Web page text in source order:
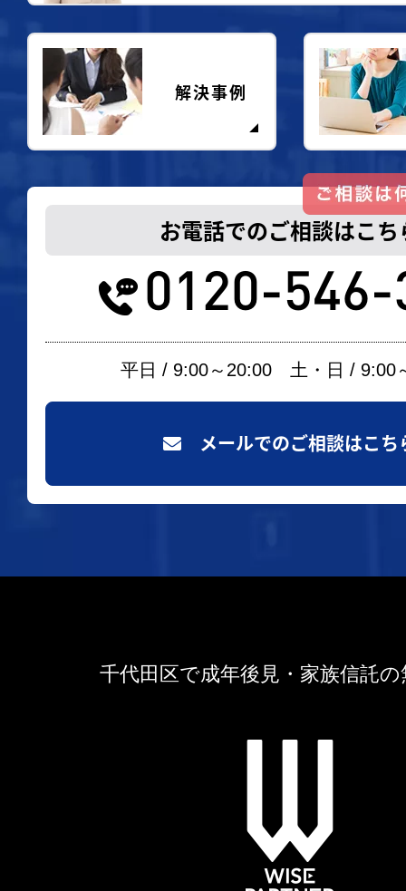
解決事例
お電話でのご相談はこち
0120-546-
平日 / 9:00～20:00 土・日 / 9:00
メールでのご相談はこち
千代田区で成年後見・家族信託の